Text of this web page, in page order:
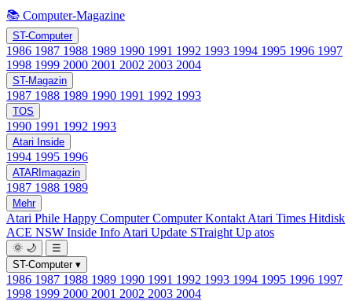
📚 Computer-Magazine
ST-Computer
1986 1987 1988 1989 1990 1991 1992 1993 1994 1995 1996 1997
1998 1999 2000 2001 2002 2003 2004
ST-Magazin
1987 1988 1989 1990 1991 1992 1993
TOS
1990 1991 1992 1993
Atari Inside
1994 1995 1996
ATARImagazin
1987 1988 1989
Mehr
Atari Phile Happy ComputerComputer Kontakt Atari Times Hitdisk
ACE NSW Inside Info Atari Update STraight Up atos
🌞 🌙
☰
ST-Computer ▾
1986 1987 1988 1989 1990 1991 1992 1993 1994 1995 1996 1997
1998 1999 2000 2001 2002 2003 2004